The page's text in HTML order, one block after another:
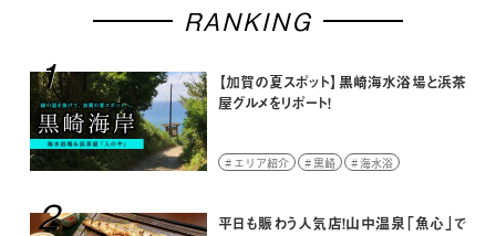
RANKING
【加賀の夏スポット】黒崎海水浴場と浜茶
屋グルメをリポート！
1
エリア紹介 黒崎 海水浴
平日も賑わう人気店！山中温泉「魚心」で
2